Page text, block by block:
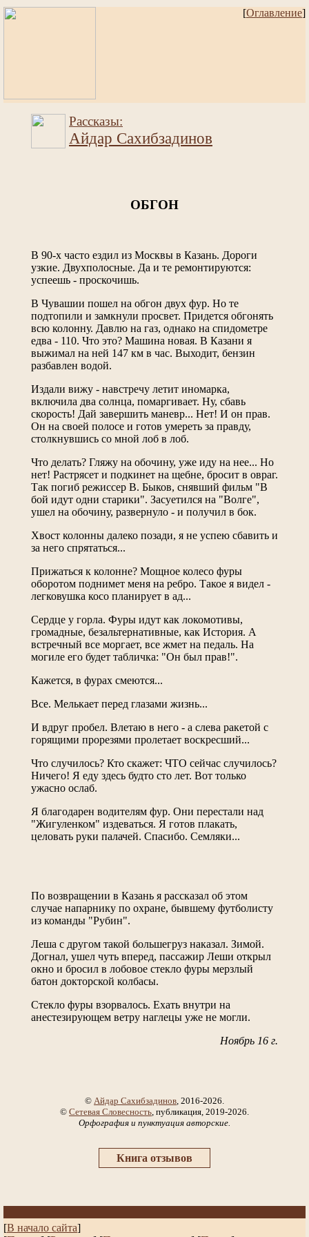
[Оглавление]
Рассказы:
Айдар Сахибзадинов
ОБГОН
В 90-х часто ездил из Москвы в Казань. Дороги
узкие. Двухполосные. Да и те ремонтируются:
успеешь - проскочишь.
В Чувашии пошел на обгон двух фур. Но те
подтопили и замкнули просвет. Придется обгонять
всю колонну. Давлю на газ, однако на спидометре
едва - 110. Что это? Машина новая. В Казани я
выжимал на ней 147 км в час. Выходит, бензин
разбавлен водой.
Издали вижу - навстречу летит иномарка,
включила два солнца, помаргивает. Ну, сбавь
скорость! Дай завершить маневр... Нет! И он прав.
Он на своей полосе и готов умереть за правду,
столкнувшись со мной лоб в лоб.
Что делать? Гляжу на обочину, уже иду на нее... Но
нет! Растрясет и подкинет на щебне, бросит в овраг.
Так погиб режиссер В. Быков, снявший фильм "В
бой идут одни старики". Засуетился на "Волге",
ушел на обочину, развернуло - и получил в бок.
Хвост колонны далеко позади, я не успею сбавить и
за него спрятаться...
Прижаться к колонне? Мощное колесо фуры
оборотом поднимет меня на ребро. Такое я видел -
легковушка косо планирует в ад...
Сердце у горла. Фуры идут как локомотивы,
громадные, безальтернативные, как История. А
встречный все моргает, все жмет на педаль. На
могиле его будет табличка: "Он был прав!".
Кажется, в фурах смеются...
Все. Мелькает перед глазами жизнь...
И вдруг пробел. Влетаю в него - а слева ракетой с
горящими прорезями пролетает воскресший...
Что случилось? Кто скажет: ЧТО сейчас случилось?
Ничего! Я еду здесь будто сто лет. Вот только
ужасно ослаб.
Я благодарен водителям фур. Они перестали над
"Жигуленком" издеваться. Я готов плакать,
целовать руки палачей. Спасибо. Семляки...
По возвращении в Казань я рассказал об этом
случае напарнику по охране, бывшему футболисту
из команды "Рубин".
Леша с другом такой большегруз наказал. Зимой.
Догнал, ушел чуть вперед, пассажир Леши открыл
окно и бросил в лобовое стекло фуры мерзлый
батон докторской колбасы.
Стекло фуры взорвалось. Ехать внутри на
анестезирующем ветру наглецы уже не могли.
Ноябрь 16 г.
© Айдар Сахибзадинов , 2016-2026.
© Сетевая Словесность , публикация, 2019-2026.
Орфография и пунктуация авторские.
Книга отзывов
[В начало сайта]